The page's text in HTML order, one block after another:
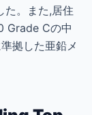
た。また,居住
Grade Cの中
拠した亜鉛メ